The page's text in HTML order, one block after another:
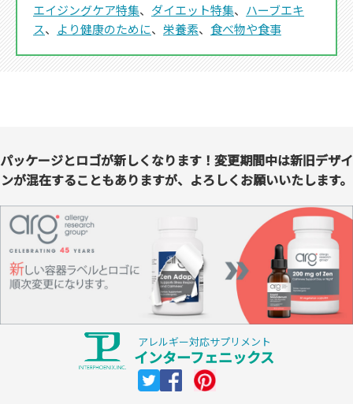
エイジングケア特集、 ダイエット特集、 ハーブエキ
ス、 より健康のために、 栄養素、 食べ物や食事
パッケージとロゴが新しくなります！変更期間中は新旧デザイ
ンが混在することもありますが、よろしくお願いいたします。
アレルギー対応サプリメント
インターフェニックス